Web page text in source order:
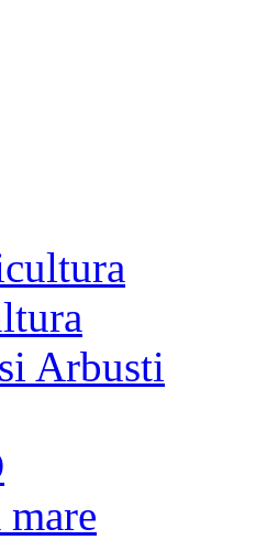
Arbusti